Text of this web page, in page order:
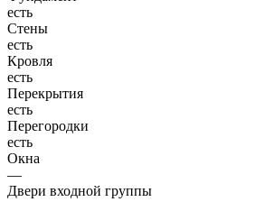
есть
Стены
есть
Кровля
есть
Перекрытия
есть
Перегородки
есть
Окна
—
Двери входной группы